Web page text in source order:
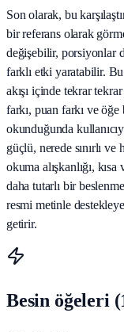
Son olarak, bu
bir referans olarak
değişebilir, porsiyonlar
farklı etki yaratabilir.
akışı içinde tekrar
farkı, puan farkı ve öğe
okunduğunda
güçlü, nerede sınırlı
okuma alışkanlığı,
daha tutarlı bir
resmi metinle
getirir.
Besin öğeleri